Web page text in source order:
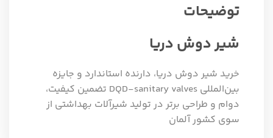
توضیحات
شیر دوش دریا
خرید شیر دوش دریا، دارنده استاندارد و جایزه
بین‌المللی DQD-sanitary valves تضمین کیفیت،
دوام و طراحی برتر در تولید شیرآلات بهداشتی از
سوی کشور آلمان